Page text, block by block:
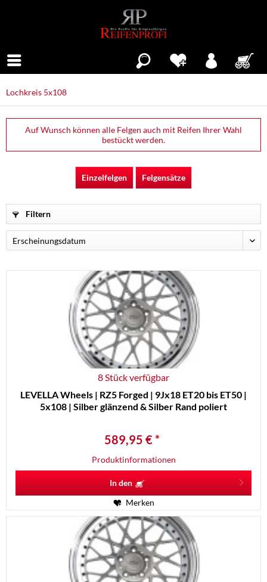
Lochkreis 5x108
Auf Wunsch können alle Felgen auch mit Reifen Ihrer Wahl
bestückt werden.
Einzelfelgen Felgensätze
Filtern
8 Stück verfügbar
LEVELLA Wheels | RZ5 Forged | 9Jx18 ET20 bis ET50 |
5x108 | Silber glänzend & Silber Rand poliert
589,95 € *
Produktinformationen
In den
Merken